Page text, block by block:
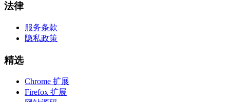
法律
服务条款
隐私政策
精选
Chrome 扩展
Firefox 扩展